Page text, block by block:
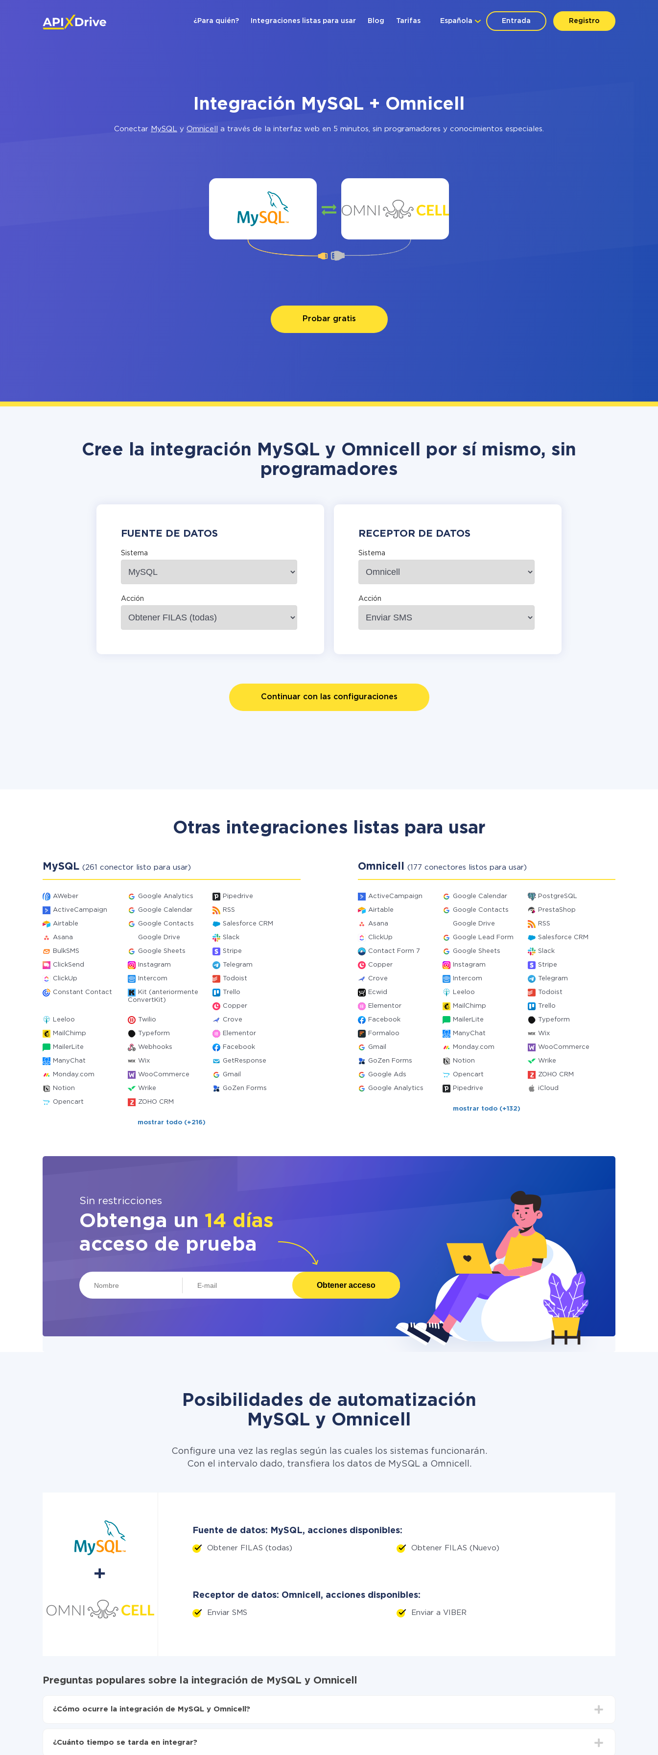
Entrada Registro
Española
¿Para quién? Integraciones listas para usar Blog Tarifas
Integración MySQL + Omnicell
Conectar MySQL y Omnicell a través de la interfaz web en 5 minutos, sin programadores y conocimientos especiales.
Probar gratis
Cree la integración MySQL y Omnicell por sí mismo, sin
programadores
FUENTE DE DATOS
Sistema
Acción
RECEPTOR DE DATOS
Sistema
Acción
Continuar con las configuraciones
Otras integraciones listas para usar
MySQL (261 conector listo para usar)
AWeber Google Analytics Pipedrive
ActiveCampaign Google Calendar RSS
Airtable Google Contacts Salesforce CRM
Asana Google Drive Slack
BulkSMS Google Sheets Stripe
ClickSend Instagram Telegram
ClickUp Intercom Todoist
Constant Contact
Kit (anteriormente
ConvertKit)
Trello
Copper
Leeloo Twilio Crove
MailChimp Typeform Elementor
MailerLite Webhooks Facebook
ManyChat Wix GetResponse
Monday.com WooCommerce Gmail
Notion Wrike GoZen Forms
Opencart ZOHO CRM
mostrar todo (+216)
Omnicell (177 conectores listos para usar)
ActiveCampaign Google Calendar PostgreSQL
Airtable Google Contacts PrestaShop
Asana Google Drive RSS
ClickUp Google Lead Form Salesforce CRM
Contact Form 7 Google Sheets Slack
Copper Instagram Stripe
Crove Intercom Telegram
Ecwid Leeloo Todoist
Elementor MailChimp Trello
Facebook MailerLite Typeform
Formaloo ManyChat Wix
Gmail Monday.com WooCommerce
GoZen Forms Notion Wrike
Google Ads Opencart ZOHO CRM
Google Analytics Pipedrive iCloud
mostrar todo (+132)
Sin restricciones
Obtenga un 14 días
acceso de prueba
Obtener acceso
Posibilidades de automatización
MySQL y Omnicell
Configure una vez las reglas según las cuales los sistemas funcionarán.
Con el intervalo dado, transfiera los datos de MySQL a Omnicell.
Fuente de datos: MySQL, acciones disponibles:
Obtener FILAS (todas) Obtener FILAS (Nuevo)
Receptor de datos: Omnicell, acciones disponibles:
Enviar SMS Enviar a VIBER
Preguntas populares sobre la integración de MySQL y Omnicell
¿Cómo ocurre la integración de MySQL y Omnicell?
Active la actualización automática
¿Cuánto tiempo se tarda en integrar?